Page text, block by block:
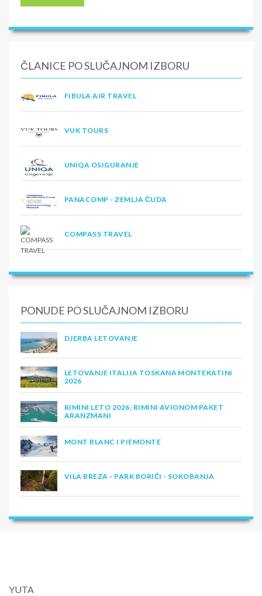
ČLANICE PO SLUČAJNOM IZBORU
FIBULA AIR TRAVEL
VUK TOURS
UNIQA OSIGURANJE
PANACOMP - ZEMLJA ČUDA
COMPASS TRAVEL
PONUDE PO SLUČAJNOM IZBORU
DJERBA LETOVANJE
LETOVANJE ITALIJA TOSKANA MONTEKATINI
2026
RIMINI LETO 2026, RIMINI AVIONOM PAKET
ARANZMANI
MONT BLANC I PIEMONTE
VILA BREZA - PARK BORIĆI - SOKOBANJA
YUTA